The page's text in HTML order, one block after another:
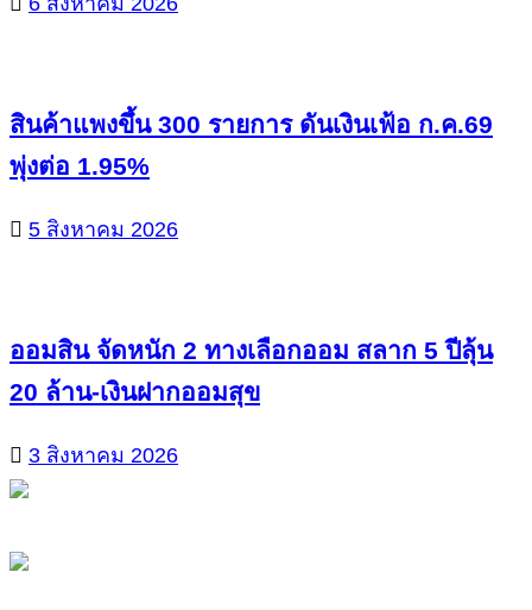
สินค้าแพงขึ้น 300 รายการ ดันเงินเฟ้อ ก.ค.69
พุ่งต่อ 1.95%
5 สิงหาคม 2026
ออมสิน จัดหนัก 2 ทางเลือกออม สลาก 5 ปีลุ้น
20 ล้าน-เงินฝากออมสุข
3 สิงหาคม 2026